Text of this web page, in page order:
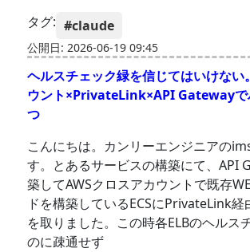
タグ: #claude
公開日: 2026-06-19 09:45
ヘルスチェック緑を信じてはいけない
ウント×PrivateLink×API Gatewayで
つ
こんにちは。カンリーエンジニアの
す。とあるサービスの構築にて、API
築してAWSクロスアカウントで既存
ドを構築しているECSにPrivateLink
を取りました。この時各ELBのヘルス
のに疎通せず